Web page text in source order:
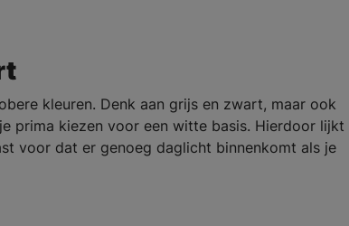
kleuren. Denk aan grijs en zwart, maar ook
prima kiezen voor een witte basis. Hierdoor lijkt
voor dat er genoeg daglicht binnenkomt als je